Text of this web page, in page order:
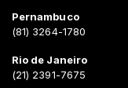
Pernambuco
(81) 3264-1780
Rio de Janeiro
(21) 2391-7675